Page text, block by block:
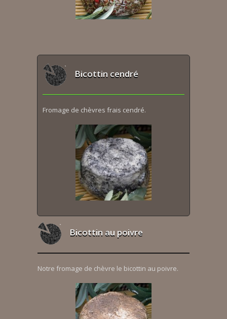
Bicottin cendré
Fromage de chèvres frais cendré.
Bicottin au poivre
Notre fromage de chèvre le bicottin au poivre.